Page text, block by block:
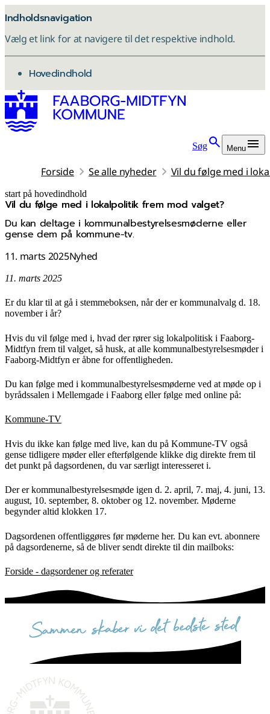
Indholdsnavigation
Vælg et link for at navigere til det respektive indhold.
gå til
Hovedindhold
Søg Menu
Forside Se alle nyheder Vil du følge med i
start på hovedindhold
Vil du følge med i lokalpolitik frem mod valget?
Du kan deltage i kommunalbestyrelsesmøderne eller
gense dem på kommune-tv.
11. marts 2025Nyhed
senest opdateret 30. oktober 2025
11. marts 2025
Er du klar til at gå i stemmeboksen, når der er kommunalvalg d. 18.
november i år?
Hvis du vil følge med i, hvad der rører sig lokalpolitisk i Faaborg-
Midtfyn frem til valget, så husk, at alle kommunalbestyrelsesmøder i
Faaborg-Midtfyn er åbne for offentligheden.
Du kan følge med i kommunalbestyrelsesmøderne ved at møde op i
byrådssalen i Mellemgade i Faaborg eller følge med online på:
Kommune-TV
Hvis du ikke kan følge med live, kan du på Kommune-TV også
gense tidligere møder eller efterfølgende klikke dig direkte frem til
det punkt på dagsordenen, du var særligt interesseret i.
Der er kommunalbestyrelsesmøde igen d. 2. april, 7. maj, 4. juni, 13.
august, 10. september, 8. oktober og 12. november. Møderne
begynder altid klokken 17.
Dagsordenen offentliggøres før møderne her. Du kan evt. abonnere
på dagsordenerne, så de bliver sendt direkte til din mailboks:
Forside - dagsordener og referater
sammen skaber vi det bedste sted